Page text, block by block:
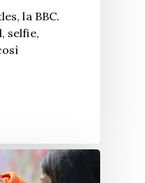
la BBC.
selfie,